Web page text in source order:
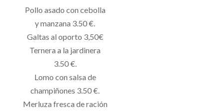
Pollo asado con cebolla
y manzana 3.50 €.
Galtas al oporto 3,50€
Ternera a la jardinera
3.50 €.
Lomo con salsa de
champiñones 3.50 €.
Merluza fresca de ración